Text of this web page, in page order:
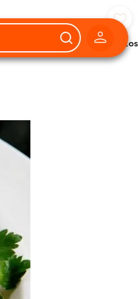
Preparo
minutos